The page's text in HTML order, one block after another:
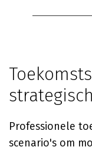
Professionele
scenario's om